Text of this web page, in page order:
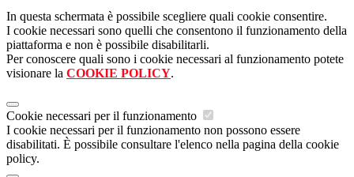
In questa schermata è possibile scegliere quali cookie consentire.
I cookie necessari sono quelli che consentono il funzionamento della
piattaforma e non è possibile disabilitarli.
Per conoscere quali sono i cookie necessari al funzionamento potete
visionare la COOKIE POLICY.
Cookie necessari per il funzionamento
I cookie necessari per il funzionamento non possono essere
disabilitati. È possibile consultare l'elenco nella pagina della cookie
policy.